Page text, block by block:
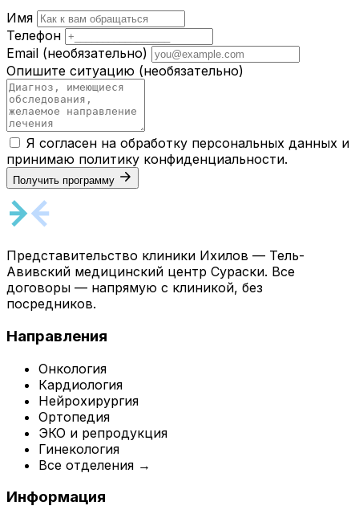
Имя
Телефон
Email (необязательно)
Опишите ситуацию (необязательно)
Я согласен на обработку персональных данных и
принимаю политику конфиденциальности.
Получить программу
Представительство клиники Ихилов — Тель-
Авивский медицинский центр Сураски. Все
договоры — напрямую с клиникой, без
посредников.
Направления
Онкология
Кардиология
Нейрохирургия
Ортопедия
ЭКО и репродукция
Гинекология
Все отделения →
Информация